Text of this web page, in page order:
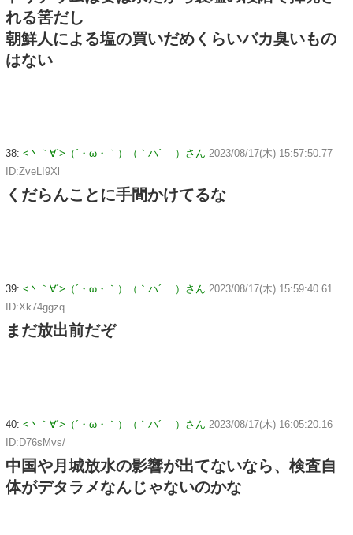
れる筈だし
朝鮮人による塩の買いだめくらいバカ臭いもの
はない
38: <丶｀∀´>（´・ω・｀）（｀ハ´ ）さん 2023/08/17(木) 15:57:50.77
ID:ZveLI9Xl
くだらんことに手間かけてるな
39: <丶｀∀´>（´・ω・｀）（｀ハ´ ）さん 2023/08/17(木) 15:59:40.61
ID:Xk74ggzq
まだ放出前だぞ
40: <丶｀∀´>（´・ω・｀）（｀ハ´ ）さん 2023/08/17(木) 16:05:20.16
ID:D76sMvs/
中国や月城放水の影響が出てないなら、検査自
体がデタラメなんじゃないのかな